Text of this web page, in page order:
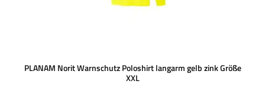
PLANAM Norit Warnschutz Poloshirt langarm gelb zink Größe
XXL